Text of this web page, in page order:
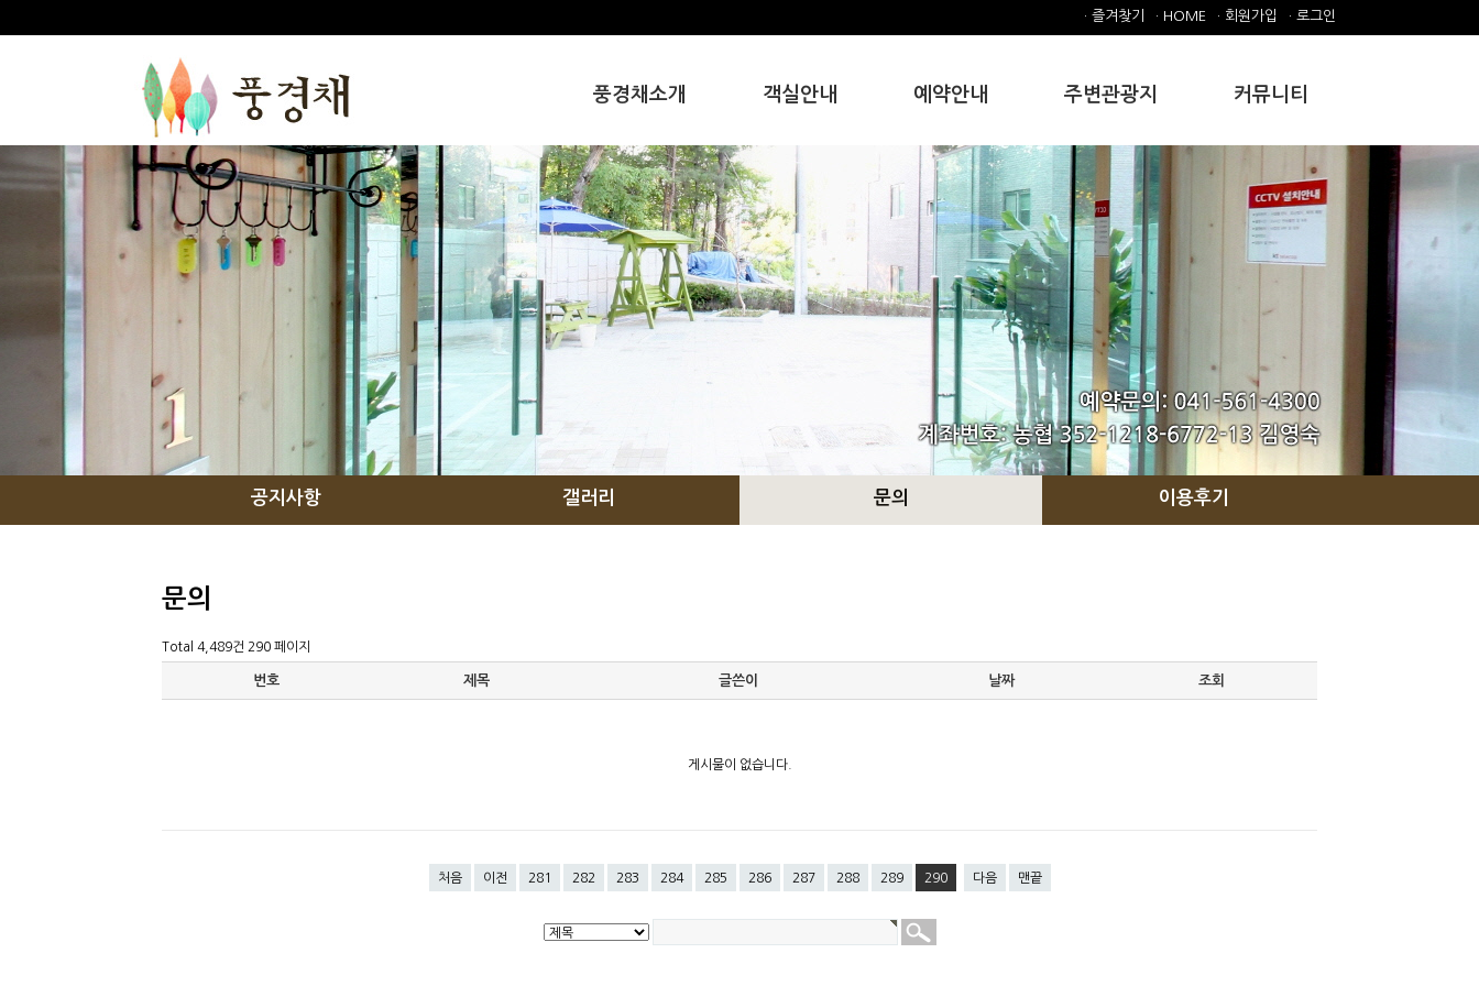
· 로그인
· 회원가입
· HOME
· 즐겨찾기
풍경채소개
인사말
풍경채의 특별함
오시는길
객실안내
하늘채
우정채
사랑채
뜰안채
예약안내
예약안내
주변관광지
주변관광지
커뮤니티
갤러리
문의
이용후기
공지사항 갤러리 문의 이용후기
문의
Total 4,489건 290 페이지
번호 제목 글쓴이 날짜 조회
게시물이 없습니다.
처음 이전 281 282 283 284 285 286 287 288 289 290 다음 맨끝